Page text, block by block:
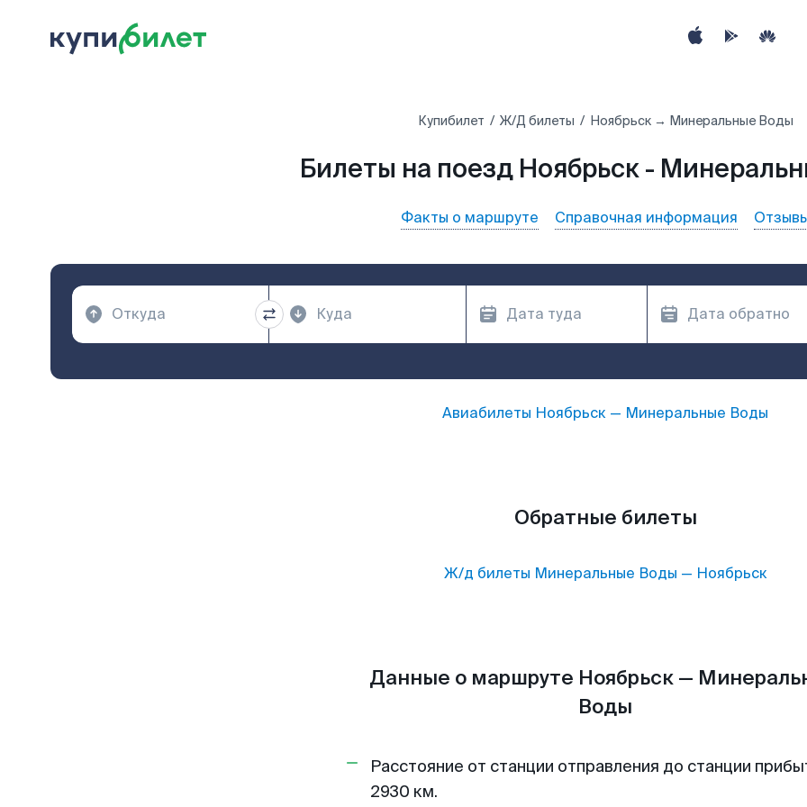
Купибилет Ж/Д билеты Ноябрьск → Минеральные Воды
Билеты на поезд Ноябрьск -
Факты о маршруте Справочная информация
Авиабилеты Ноябрьск — Минеральные Воды
Обратные билеты
Ж/д билеты Минеральные Воды — Ноябрьск
Данные о маршруте Ноябрьск —
Воды
Расстояние от станции отправления до станции
2930 км.